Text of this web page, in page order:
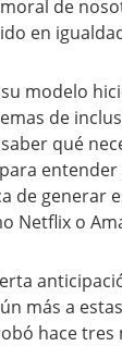
de
en
modelo
de
qué
de generar
Netflix o
más a
hace